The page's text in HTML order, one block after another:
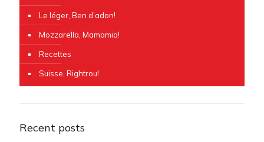
Le léger, Ben d’adon!
Mozzarella, Mamamia!
Recettes
Suisse, Rightrou!
Recent posts